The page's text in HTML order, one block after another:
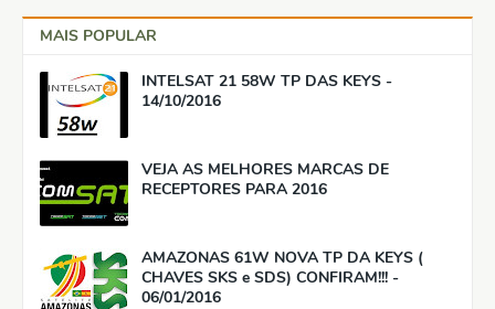
MAIS POPULAR
INTELSAT 21 58W TP DAS KEYS -
14/10/2016
VEJA AS MELHORES MARCAS DE
RECEPTORES PARA 2016
AMAZONAS 61W NOVA TP DA KEYS (
CHAVES SKS e SDS) CONFIRAM!!! -
06/01/2016